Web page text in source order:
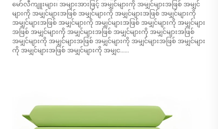
မော်လီကျူးများ၊ အများအားဖြင့် အမျှင်များကို အမျှင်များအဖြစ် အမျှင်
များကို အမျှင်များအဖြစ် အမျှင်များကို အမျှင်များအဖြစ် အမျှင်များကို
အမျှင်များအဖြစ် အမျှင်များကို အမျှင်များအဖြစ် အမျှင်များကို အမျှင်များ
အဖြစ် အမျှင်များကို အမျှင်များအဖြစ် အမျှင်များကို အမျှင်များအဖြစ်
အမျှင်များကို အမျှင်များအဖြစ် အမျှင်များကို အမျှင်များအဖြစ် အမျှင်များ
ကို အမျှင်များအဖြစ် အမျှင်များကို အမျှင......